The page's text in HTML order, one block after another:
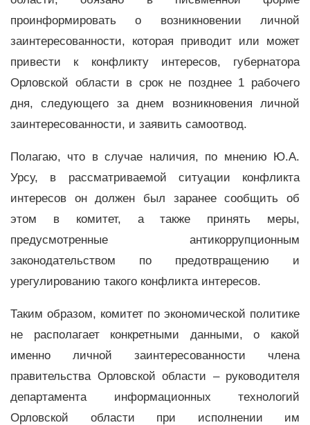
проинформировать о возникновении личной
заинтересованности, которая приводит или может
привести к конфликту интересов, губернатора
Орловской области в срок не позднее 1 рабочего
дня, следующего за днем возникновения личной
заинтересованности, и заявить самоотвод.
Полагаю, что в случае наличия, по мнению Ю.А.
Урсу, в рассматриваемой ситуации конфликта
интересов он должен был заранее сообщить об
этом в комитет, а также принять меры,
предусмотренные антикоррупционным
законодательством по предотвращению и
урегулированию такого конфликта интересов.
Таким образом, комитет по экономической политике
не располагает конкретными данными, о какой
именно личной заинтересованности члена
правительства Орловской области – руководителя
департамента информационных технологий
Орловской области при исполнении им